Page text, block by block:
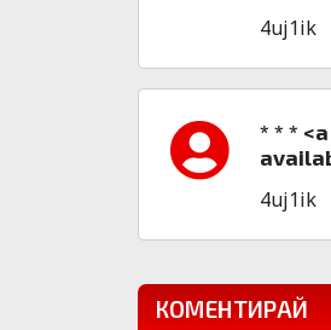
4uj1ik
* * *
4uj1ik
КОМЕНТИРАЙ